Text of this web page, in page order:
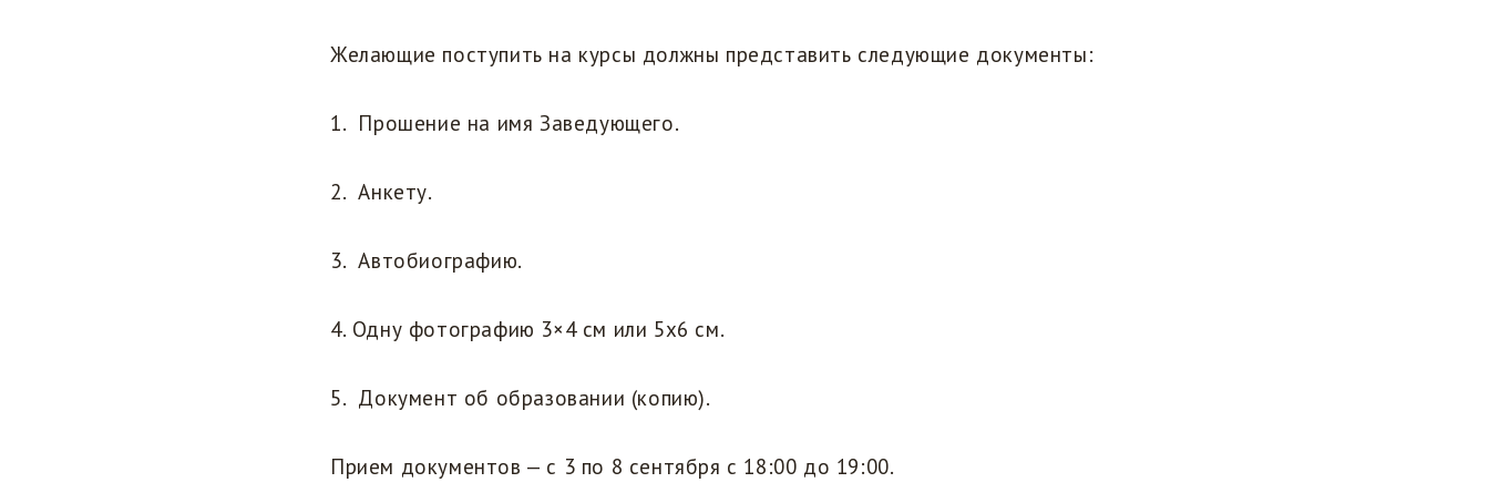
Желающие поступить на курсы должны представить следующие документы:
1. Прошение на имя Заведующего.
2. Анкету.
3. Автобиографию.
4. Одну фотографию 3×4 см или 5х6 см.
5. Документ об образовании (копию).
Прием документов — с 3 по 8 сентября с 18:00 до 19:00.